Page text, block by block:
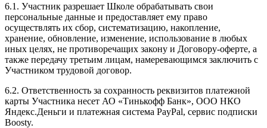
6.1. Участник разрешает Школе обрабатывать свои
персональные данные и предоставляет ему право
осуществлять их сбор, систематизацию, накопление,
хранение, обновление, изменение, использование в любых
иных целях, не противоречащих закону и Договору-оферте, а
также передачу третьим лицам, намеревающимся заключить с
Участником трудовой договор.
6.2. Ответственность за сохранность реквизитов платежной
карты Участника несет АО «Тинькофф Банк», ООО НКО
Яндекс.Деньги и платежная система PayPal, сервис подписки
Boosty.